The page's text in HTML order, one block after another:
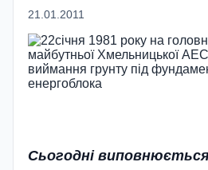
21.01.2011
Сьогодні виповнюється